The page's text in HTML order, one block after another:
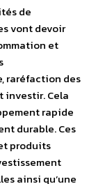
de
vont devoir
et
raréfaction des
investir. Cela
rapide
durable. Ces
produits
ainsi qu’une